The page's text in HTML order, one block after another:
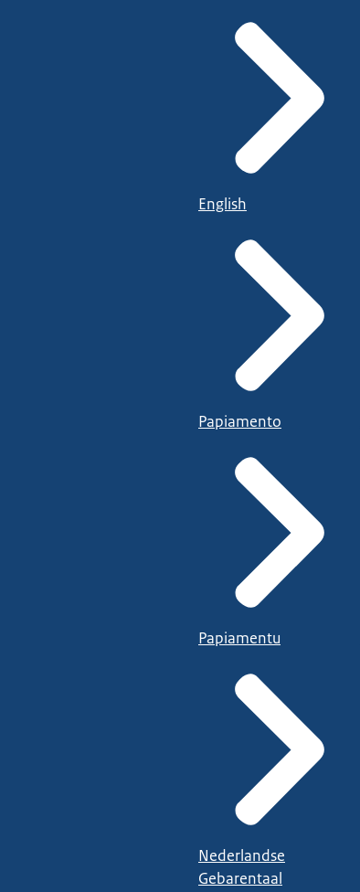
English
Papiamento
Papiamentu
Nederlandse
Gebarentaal